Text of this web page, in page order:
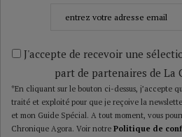
J'accepte de recevoir une
part de partenaires de La
*En cliquant sur le bouton ci-dessus, j’accepte
traité et exploité pour que je reçoive la
et mon Guide Spécial. A tout moment, vous
Chronique Agora. Voir notre Politique de